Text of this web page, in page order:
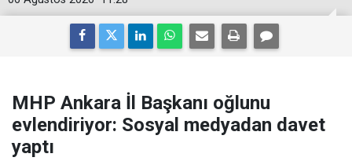
MHP Ankara İl Başkanı oğlunu
evlendiriyor: Sosyal medyadan davet
yaptı